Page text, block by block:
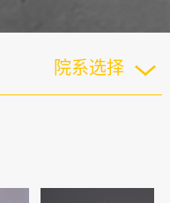
院系选择